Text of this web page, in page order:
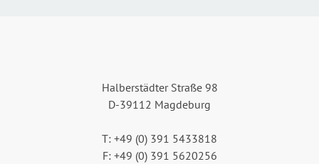
Halberstädter Straße 98
D-39112 Magdeburg
T: +49 (0) 391 5433818
F: +49 (0) 391 5620256